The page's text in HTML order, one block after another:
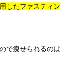
したファスティン
で痩せられるのは